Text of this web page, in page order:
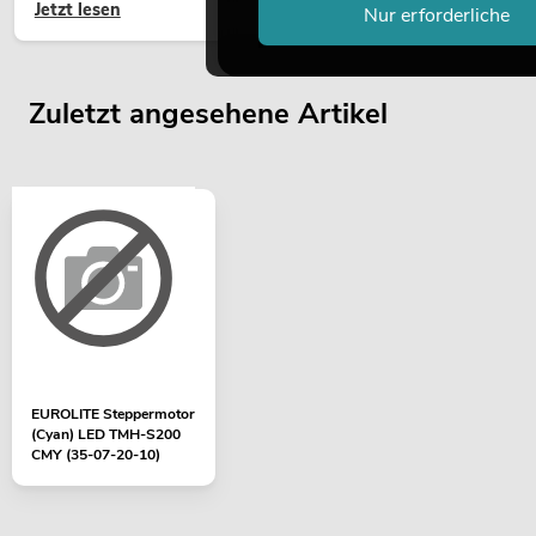
hochwertige Begrünung gehört heute längst zum modernen
Jetzt lesen
Zuletzt angesehene Artikel
EUROLITE Steppermotor
(Cyan) LED TMH-S200
CMY (35-07-20-10)
Nur erforderliche